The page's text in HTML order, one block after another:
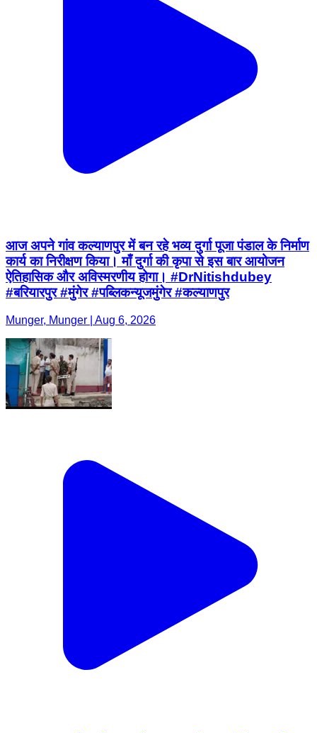
आज अपने गांव कल्याणपुर में बन रहे भव्य दुर्गा पूजा पंडाल के निर्माण
कार्य का निरीक्षण किया। माँ दुर्गा की कृपा से इस बार आयोजन
ऐतिहासिक और अविस्मरणीय होगा। #DrNitishdubey
#बरियारपुर #मुंगेर #पब्लिकन्यूजमुंगेर #कल्याणपुर
Munger, Munger | Aug 6, 2026